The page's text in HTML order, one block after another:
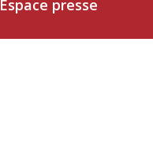
Espace presse